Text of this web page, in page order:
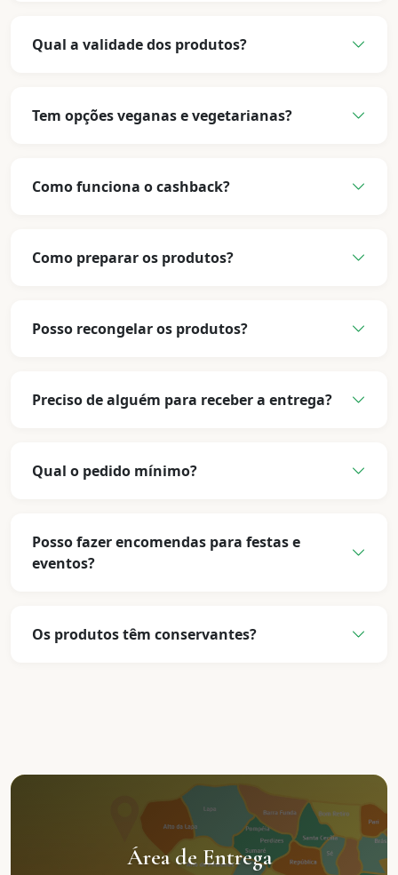
Qual a validade dos produtos?
Tem opções veganas e vegetarianas?
Como funciona o cashback?
Como preparar os produtos?
Posso recongelar os produtos?
Preciso de alguém para receber a entrega?
Qual o pedido mínimo?
Posso fazer encomendas para festas e
eventos?
Os produtos têm conservantes?
Área de Entrega